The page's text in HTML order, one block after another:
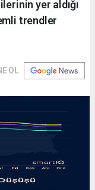
yer aldığı
trendler
OL